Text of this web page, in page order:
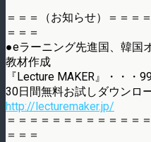
＝＝＝（お知らせ）＝＝＝
＝＝＝
●eラーニング先進国、韓国
教材作成
『Lecture MAKER』・・・
30日間無料お試しダウンロ
http://lecturemaker.jp/
＝＝＝＝＝＝＝＝＝＝＝＝
＝＝＝